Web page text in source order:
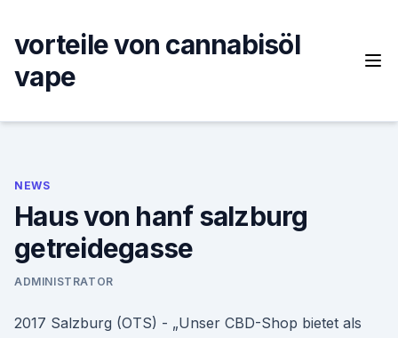
content
vorteile von cannabisöl
vape
NEWS
Haus von hanf salzburg
getreidegasse
ADMINISTRATOR
2017 Salzburg (OTS) - „Unser CBD-Shop bietet als